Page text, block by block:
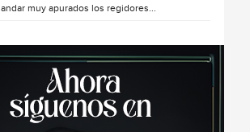
andar muy apurados los regidores...